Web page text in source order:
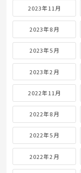
2023年11月
2023年8月
2023年5月
2023年2月
2022年11月
2022年8月
2022年5月
2022年2月